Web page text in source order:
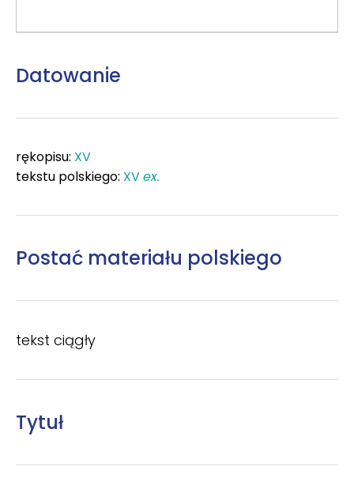
Datowanie
rękopisu: XV
tekstu polskiego: XVex.
Postać materiału polskiego
tekst ciągły
Tytuł